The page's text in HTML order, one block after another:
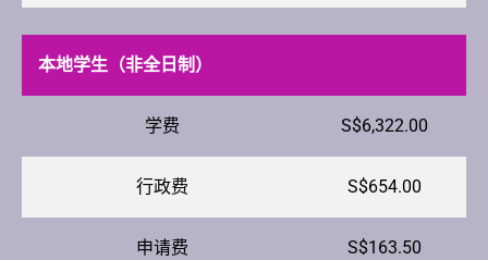
本地学生（非全日制）
学费 S$6,322.00
行政费 S$654.00
申请费 S$163.50